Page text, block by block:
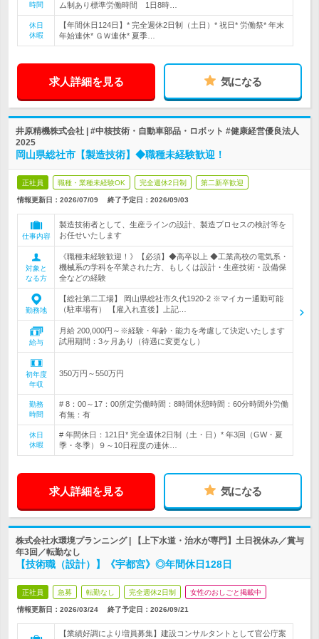
時間
ム制あり標準労働時間 1日8時…
休日
休暇
【年間休日124日】* 完全週休2日制（土日）* 祝日* 労働祭* 年末
年始連休* ＧＷ連休* 夏季…
求人詳細を見る 気になる
井原精機株式会社 | #中核技術・自動車部品・ロボット #健康経営優良法人
2025
岡山県総社市【製造技術】◆職種未経験歓迎！
正社員 職種・業種未経験OK 完全週休2日制 第二新卒歓迎
情報更新日：2026/07/09 終了予定日： 2026/09/03
仕事内容
製造技術者として、生産ラインの設計、製造プロセスの検討等を
お任せいたします
対象と
なる方
《職種未経験歓迎！》【必須】◆高卒以上 ◆工業高校の電気系・
機械系の学科を卒業された方、もしくは設計・生産技術・設備保
全などの経験
勤務地
【総社第二工場】 岡山県総社市久代1920-2 ※マイカー通勤可能
（駐車場有） 【雇入れ直後】上記…
給与
月給 200,000円～※経験・年齢・能力を考慮して決定いたします
試用期間：3ヶ月あり（待遇に変更なし）
初年度
年収
350万円～550万円
勤務
時間
# 8：00～17：00所定労働時間：8時間休憩時間：60分時間外労働
有無：有
休日
休暇
# 年間休日：121日* 完全週休2日制（土・日）* 年3回（GW・夏
季・冬季）９～10日程度の連休…
求人詳細を見る 気になる
株式会社水環境プランニング | 【上下水道・治水が専門】土日祝休み／賞与
年3回／転勤なし
【技術職（設計）】《宇都宮》◎年間休日128日
正社員 急募 転勤なし 完全週休2日制 女性のおしごと掲載中
情報更新日：2026/03/24 終了予定日： 2026/09/21
【業績好調により増員募集】建設コンサルタントとして官公庁案